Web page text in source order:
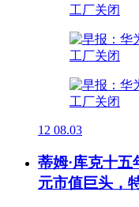
12 08.03
蒂姆·库克十
元市值巨头，